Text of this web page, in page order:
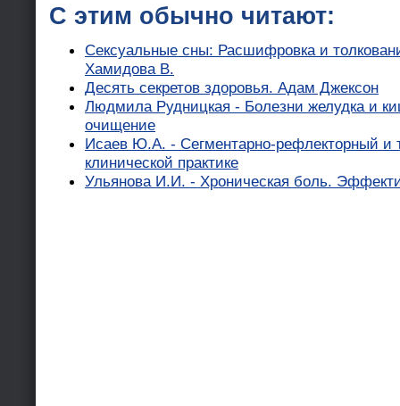
С этим обычно читают:
Сексуальные сны: Расшифровка и
Хамидова В.
Десять секретов здоровья. Адам Джексон
Людмила Рудницкая - Болезни желудка и
очищение
Исаев Ю.А. - Сегментарно-рефлекторный и
клинической практике
Ульянова И.И. - Хроническая боль.